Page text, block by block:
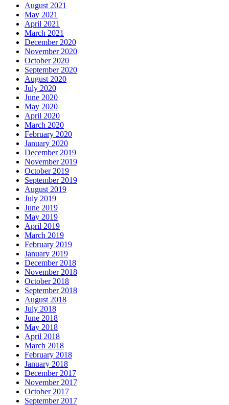
August 2021
May 2021
April 2021
March 2021
December 2020
November 2020
October 2020
September 2020
August 2020
July 2020
June 2020
May 2020
April 2020
March 2020
February 2020
January 2020
December 2019
November 2019
October 2019
September 2019
August 2019
July 2019
June 2019
May 2019
April 2019
March 2019
February 2019
January 2019
December 2018
November 2018
October 2018
September 2018
August 2018
July 2018
June 2018
May 2018
April 2018
March 2018
February 2018
January 2018
December 2017
November 2017
October 2017
September 2017